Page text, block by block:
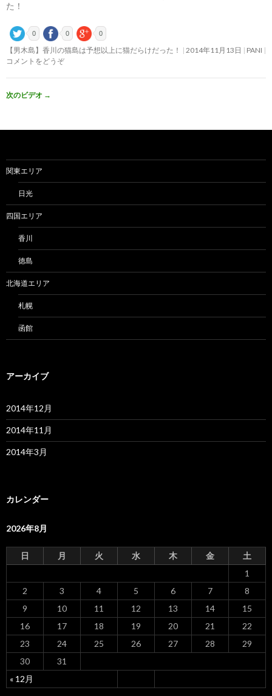
た！
0 0 0
【男木島】香川の猫島は予想以上に猫だらけだった！ 2014年11月13日
PANI
コメントをどうぞ
次のビデオ →
関東エリア
日光
四国エリア
香川
徳島
北海道エリア
札幌
函館
アーカイブ
2014年12月
2014年11月
2014年3月
カレンダー
2026年8月
日 月 火 水 木 金 土
« 12月
1
2
3 4 5 6 7
8
9
10 11 12 13 14
15
16
17 18 19 20 21
22
23
24 25 26 27 28
29
30
31